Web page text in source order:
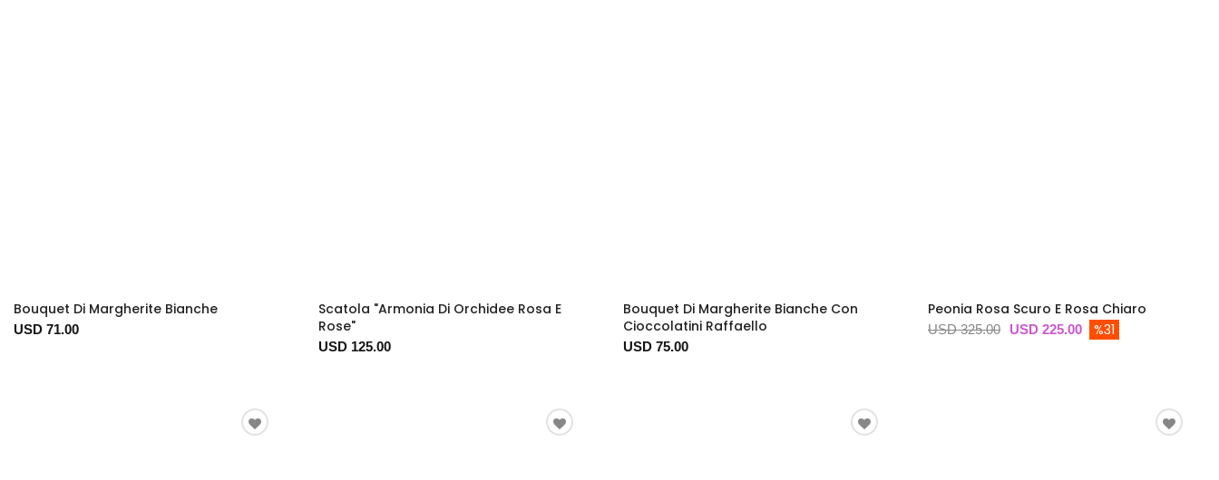
Bouquet Di Margherite Bianche
USD 71.00
Scatola "Armonia Di Orchidee Rosa E
Rose"
USD 125.00
Bouquet Di Margherite Bianche Con
Cioccolatini Raffaello
USD 75.00
Peonia Rosa Scuro E Rosa Chiaro
USD 325.00 USD 225.00 %31